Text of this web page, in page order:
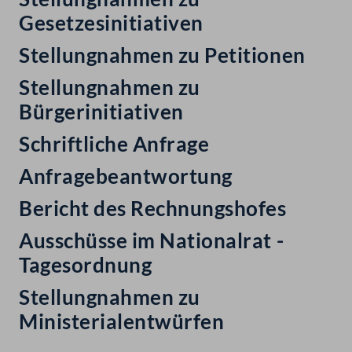
Gesetzesinitiativen
Stellungnahmen zu Petitionen
Stellungnahmen zu
Bürgerinitiativen
Schriftliche Anfrage
Anfragebeantwortung
Bericht des Rechnungshofes
Ausschüsse im Nationalrat -
Tagesordnung
Stellungnahmen zu
Ministerialentwürfen